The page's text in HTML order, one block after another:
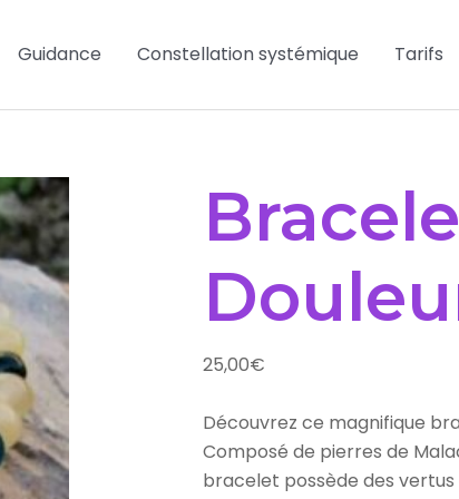
Guidance Constellation systémique Tarifs
25,00€
Découvrez ce magnifique
Composé de pierres de
bracelet possède des